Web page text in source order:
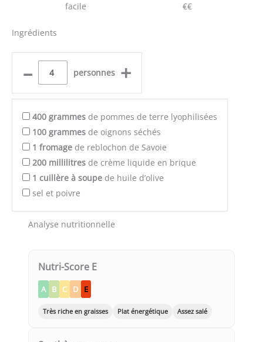
facile €€
Ingrédients
– personnes +
400 grammes de pommes de terre lyophilisées
100 grammes de oignons séchés
1 fromage de reblochon de Savoie
200 millilitres de crème liquide en brique
1 cuillère à soupe de huile d’olive
sel et poivre
Analyse nutritionnelle
Nutri-Score E
A B C D E
Très riche en graisses Plat énergétique Assez salé